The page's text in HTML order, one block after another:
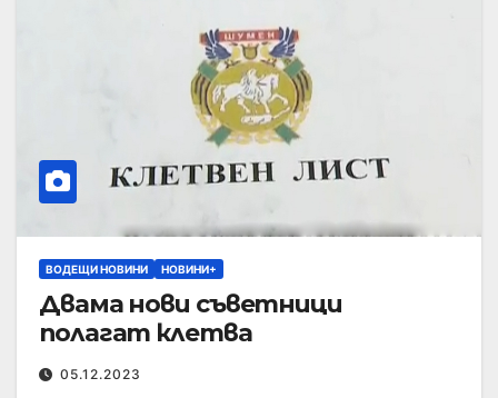
ВОДЕЩИ НОВИНИ НОВИНИ+
Двама нови съветници
полагат клетва
05.12.2023